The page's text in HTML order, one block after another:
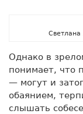
Однако в
понимает, что
— могут и
обаянием,
слышать